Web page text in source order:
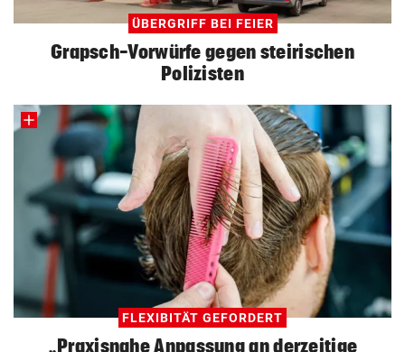
ÜBERGRIFF BEI FEIER
Grapsch-Vorwürfe gegen steirischen
Polizisten
FLEXIBITÄT GEFORDERT
„Praxisnahe Anpassung an derzeitige